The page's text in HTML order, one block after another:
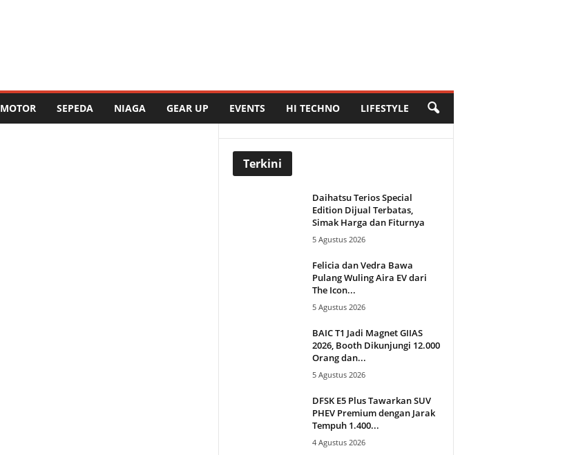
MOTOR SEPEDA NIAGA GEAR UP EVENTS HI TECHNO LIFESTYLE
Terkini
Daihatsu Terios Special
Edition Dijual Terbatas,
Simak Harga dan Fiturnya
5 Agustus 2026
Felicia dan Vedra Bawa
Pulang Wuling Aira EV dari
The Icon...
5 Agustus 2026
BAIC T1 Jadi Magnet GIIAS
2026, Booth Dikunjungi 12.000
Orang dan...
5 Agustus 2026
DFSK E5 Plus Tawarkan SUV
PHEV Premium dengan Jarak
Tempuh 1.400...
4 Agustus 2026